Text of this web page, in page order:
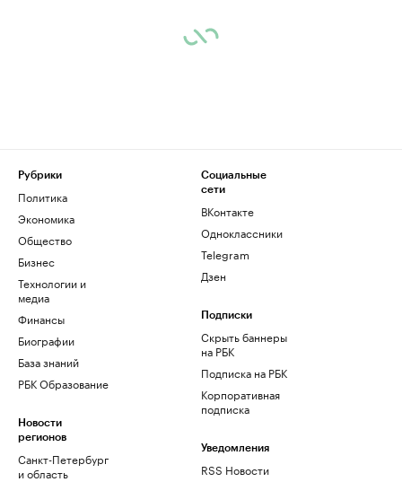
Рубрики
Политика
Экономика
Общество
Бизнес
Технологии и
медиа
Финансы
Биографии
База знаний
РБК Образование
Новости
регионов
Санкт-Петербург
и область
Социальные
сети
ВКонтакте
Одноклассники
Telegram
Дзен
Подписки
Скрыть баннеры
на РБК
Подписка на РБК
Корпоративная
подписка
Уведомления
RSS Новости